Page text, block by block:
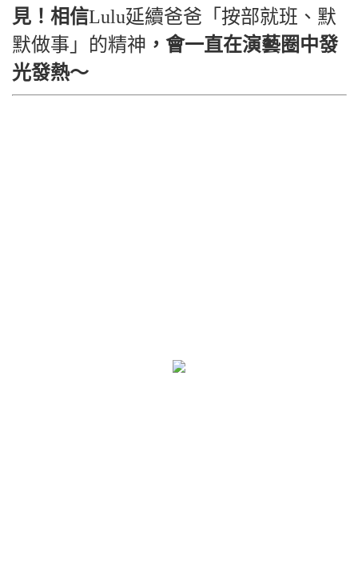
見！相信Lulu延續爸爸「按部就班、默
默做事」的精神 ，會一直在演藝圈中發
光發熱～